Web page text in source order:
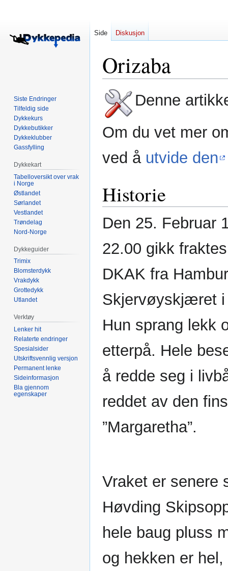
Orizaba
Hopp
til
navigering
Hopp
til
søk
Denne
Om du vet mer
ved å utvide den
Historie
Den 25. Februar
22.00 gikk
DKAK fra
Skjervøyskjæret i
Hun sprang lekk
etterpå. Hele
å redde seg i
reddet av den
”Margaretha”.
Vraket er senere
Høvding
hele baug pluss
og hekken er
Side Diskusjon
Siste Endringer
Tilfeldig side
Dykkekurs
Dykkebutikker
Dykkeklubber
Gassfylling
Dykkekart
Tabelloversikt over vrak
i Norge
Østlandet
Sørlandet
Vestlandet
Trøndelag
Nord-Norge
Dykkeguider
Trimix
Blomsterdykk
Vrakdykk
Grottedykk
Utlandet
Verktøy
Lenker hit
Relaterte endringer
Spesialsider
Utskriftsvennlig versjon
Permanent lenke
Sideinformasjon
Bla gjennom
egenskaper